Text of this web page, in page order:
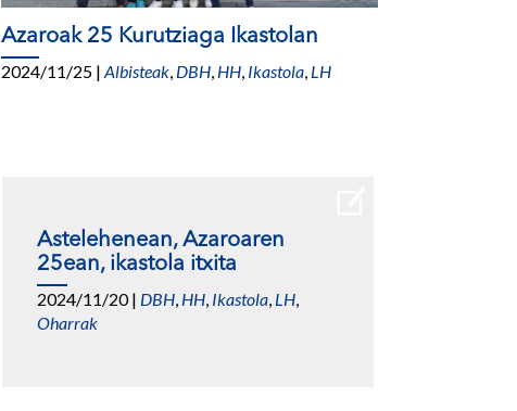
Azaroak 25 Kurutziaga Ikastolan
2024/11/25 |Albisteak, DBH, HH, Ikastola, LH
Astelehenean, Azaroaren
25ean, ikastola itxita
2024/11/20| DBH, HH, Ikastola, LH,
Oharrak